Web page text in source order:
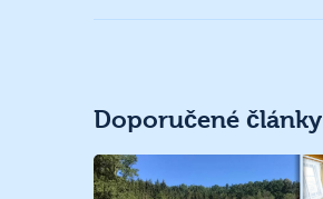
Doporučené články